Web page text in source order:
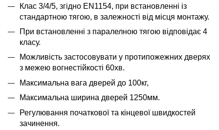
Клас 3/4/5, згідно EN1154, при встановленні із
стандартною тягою, в залежності від місця монтажу.
При встановленні з паралелною тягою відповідає 4
класу.
Можливість застосовувати у протипожежних дверях
з межею вогнестійкості 60хв.
Максимальна вага дверей до 100кг,
Максимальна ширина дверей 1250мм.
Регулювання початкової та кінцевої швидкостей
зачинення.